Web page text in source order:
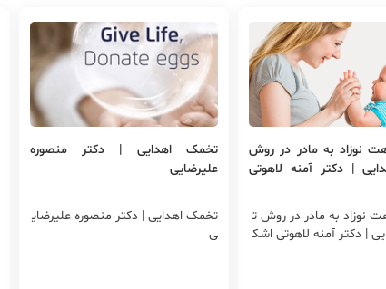
نوزاد به مادر در روش
| دکتر آمنه لاهوتی
نوزاد به مادر در روش ت
| دکتر آمنه لاهوتی اشک
تخمک اهدایی | دکتر منصوره
علیرضایی
تخمک اهدایی | دکتر منصوره علیرضای
ی